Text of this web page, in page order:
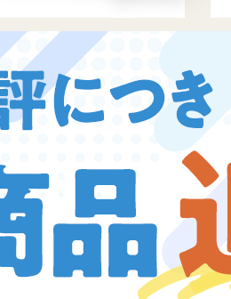
える黄金ルール』に関するお詫び
機能トートバッグ」についてのお詫び
入られてしまった件』に関するお詫び